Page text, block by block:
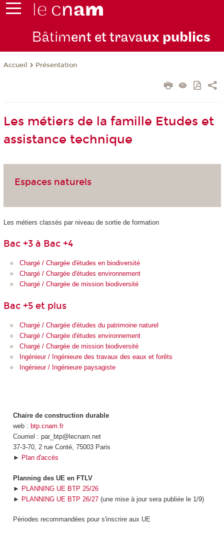
Bâtiment et travaux publics
Accueil Présentation
Les métiers de la famille Etudes et
assistance technique
Espaces naturels
Les métiers classés par niveau de sortie de formation
Bac +3 à Bac +4
Chargé / Chargée d'études en biodiversité
Chargé / Chargée d'études environnement
Chargé / Chargée de mission biodiversité
Bac +5 et plus
Chargé / Chargée d'études du patrimoine naturel
Chargé / Chargée d'études environnement
Chargé / Chargée de mission biodiversité
Ingénieur / Ingénieure des travaux des eaux et forêts
Ingénieur / Ingénieure paysagiste
Chaire de construction durable
web : btp.cnam.fr
Courriel : par_btp@lecnam.net
37-3-70, 2 rue Conté, 75003 Paris
► Plan d'accès
Planning des UE en FTLV
► PLANNING UE BTP 25/26
► PLANNING UE BTP 26/27(une mise à jour sera publiée le 1/9)
Périodes recommandées pour s'inscrire aux UE